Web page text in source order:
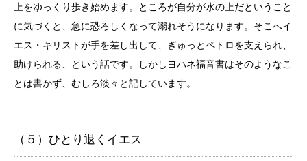
上をゆっくり歩き始めます。ところが自分が水の上だということ
に気づくと、急に恐ろしくなって溺れそうになります。そこへイ
エス・キリストが手を差し出して、ぎゅっとペトロを支えられ、
助けられる、という話です。しかしヨハネ福音書はそのようなこ
とは書かず、むしろ淡々と記しています。
（５）ひとり退くイエス